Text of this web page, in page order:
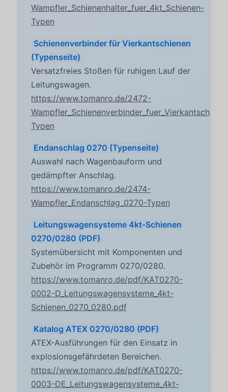
Wampfler_Schienenhalter_fuer_4kt_Schienen-
Typen
Schienenverbinder für Vierkantschienen
(Typenseite)
Versatzfreies Stoßen für ruhigen Lauf der
Leitungswagen.
https://www.tomanro.de/2472-
Typen
Endanschlag 0270 (Typenseite)
Auswahl nach Wagenbauform und
gedämpfter Anschlag.
https://www.tomanro.de/2474-
Wampfler_Endanschlag_0270-Typen
Leitungswagensysteme 4kt-Schienen
0270/0280 (PDF)
Systemübersicht mit Komponenten und
Zubehör im Programm 0270/0280.
https://www.tomanro.de/pdf/KAT0270-
0002-D_Leitungswagensysteme_4kt-
Schienen_0270_0280.pdf
Katalog ATEX 0270/0280 (PDF)
ATEX-Ausführungen für den Einsatz in
explosionsgefährdeten Bereichen.
https://www.tomanro.de/pdf/KAT0270-
0003-DE_Leitungswagensysteme_4kt-